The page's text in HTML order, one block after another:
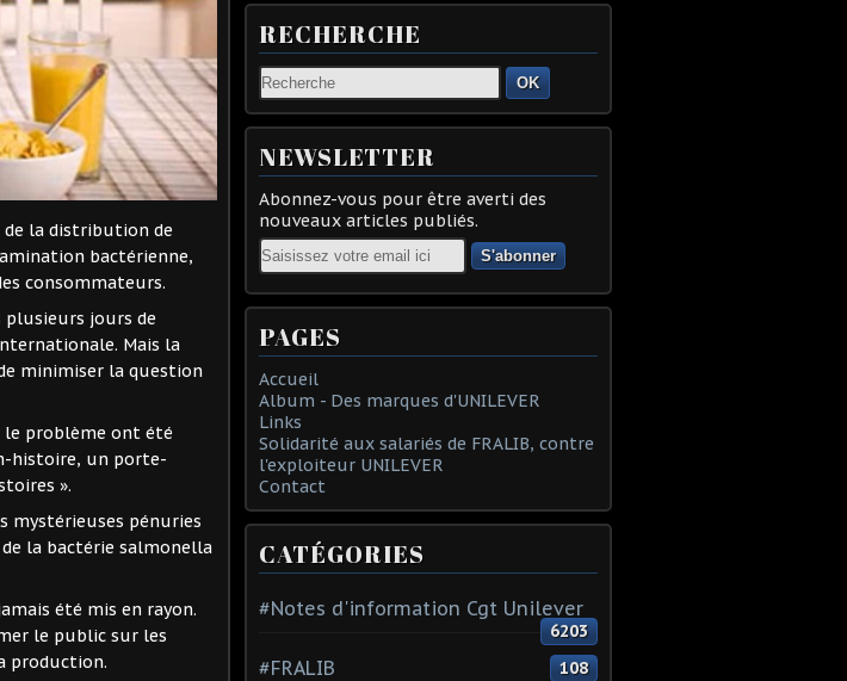
de la distribution de
bactérienne,
consommateurs.
plusieurs jours de
Mais la
minimiser la question
le problème ont été
histoire, un porte-
».
mystérieuses pénuries
la bactérie salmonella
été mis en rayon.
le public sur les
production.
RECHERCHE
OK
NEWSLETTER
Abonnez-vous pour être averti des
nouveaux articles publiés.
Email
PAGES
Accueil
Album - Des marques d'UNILEVER
Links
Solidarité aux salariés de FRALIB, contre
l'exploiteur UNILEVER
Contact
CATÉGORIES
#Notes d'information Cgt Unilever
6203
#FRALIB 108